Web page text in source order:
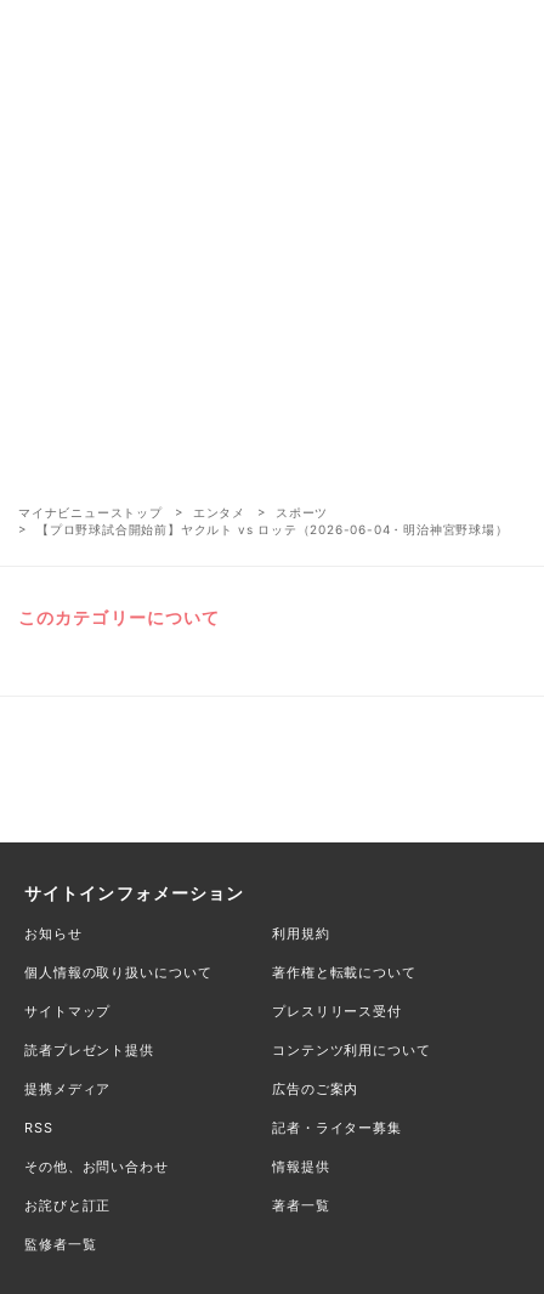
マイナビニューストップ エンタメ
スポーツ
【プロ野球試合開始前】ヤクルト vs ロッテ（2026-06-04・明治神宮野球場）
このカテゴリーについて
サイトインフォメーション
お知らせ 利用規約
個人情報の取り扱いについて 著作権と転載について
サイトマップ プレスリリース受付
読者プレゼント提供 コンテンツ利用について
提携メディア 広告のご案内
RSS 記者・ライター募集
その他、お問い合わせ 情報提供
お詫びと訂正 著者一覧
監修者一覧